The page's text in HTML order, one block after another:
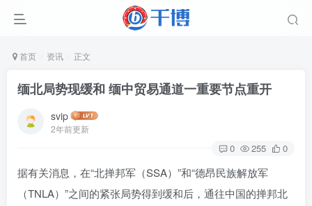
首页 资讯 正文
缅北局势现缓和 缅中贸易通道一重要节点重开
svip
2年前更新
0 255 0
据有关消息，在“北掸邦军（SSA）”和“德昂民族解放军
（TNLA）”之间的紧张局势得到缓和后，通往中国的掸邦北